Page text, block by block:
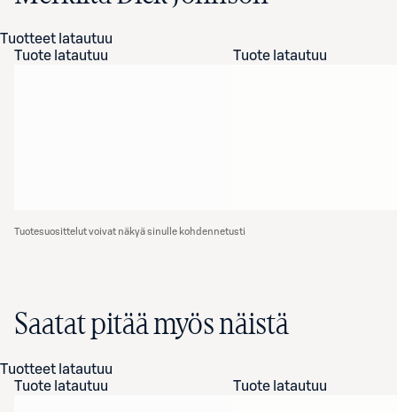
Tuotteet latautuu
Tuote latautuu
Tuote latautuu
Tuotesuosittelut voivat näkyä sinulle kohdennetusti
Saatat pitää myös näistä
Tuotteet latautuu
Tuote latautuu
Tuote latautuu